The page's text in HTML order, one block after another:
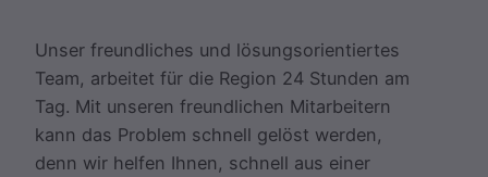
Unser freundliches und lösungsorientiertes
Team, arbeitet für die Region 24 Stunden am
Tag. Mit unseren freundlichen Mitarbeitern
kann das Problem schnell gelöst werden,
denn wir helfen Ihnen, schnell aus einer